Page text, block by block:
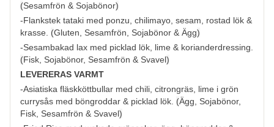
(Sesamfrön & Sojabönor)
-Flankstek tataki med ponzu, chilimayo, sesam, rostad lök &
krasse. (Gluten, Sesamfrön, Sojabönor & Ägg)
-Sesambakad lax med picklad lök, lime & korianderdressing.
(Fisk, Sojabönor, Sesamfrön & Svavel)
LEVERERAS VARMT
-Asiatiska fläskköttbullar med chili, citrongräs, lime i grön
currysås med böngroddar & picklad lök. (Ägg, Sojabönor,
Fisk, Sesamfrön & Svavel)